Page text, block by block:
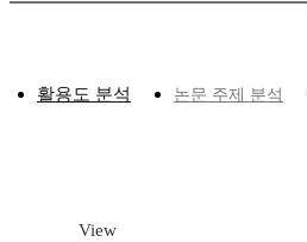
활용도 분석 논문 주제 분석
View